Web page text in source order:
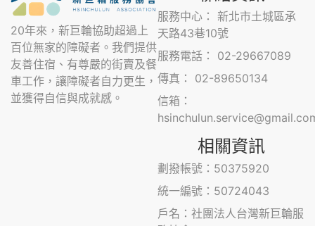
20年來，新巨輪協助超過上
百位無家的障礙者。我們提供
友善住宿、有尊嚴的街賣及餐
車工作，讓障礙者自力更生，
並獲得自信與成就感。
服務中心： 新北市土城區承
天路43巷10號
服務電話： 02-29667089
傳真： 02-89650134
信箱：
相關資訊
劃撥帳號：50375920
統一編號：50724043
戶名：社團法人台灣新巨輪服